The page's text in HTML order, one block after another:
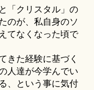
「クリスタル」の
のが、私自身のソ
てなくなった頃で
きた経験に基づく
人達が今学んでい
、という事に気付